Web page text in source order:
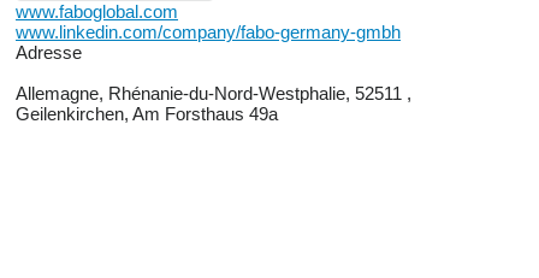
www.faboglobal.com
www.linkedin.com/company/fabo-germany-gmbh
Adresse
Allemagne, Rhénanie-du-Nord-Westphalie, 52511 ,
Geilenkirchen, Am Forsthaus 49a